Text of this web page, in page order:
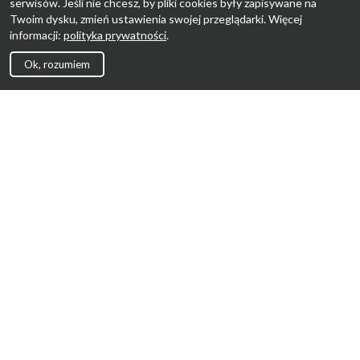
serwisów. Jeśli nie chcesz, by pliki cookies były zapisywane na
Twoim dysku, zmień ustawienia swojej przeglądarki. Więcej
informacji: polityka prywatności.
Ok, rozumiem